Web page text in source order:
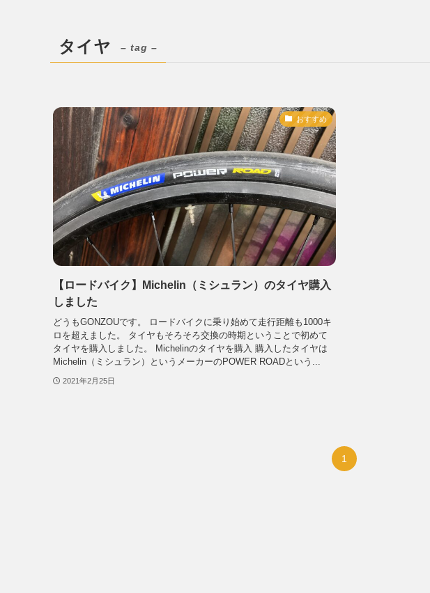
タイヤ – tag –
おすすめ
【ロードバイク】Michelin（ミシュラン）のタイヤ購入
しました
どうもGONZOUです。 ロードバイクに乗り始めて走行距離も1000キ
ロを超えました。 タイヤもそろそろ交換の時期ということで初めて
タイヤを購入しました。 Michelinのタイヤを購入 購入したタイヤは
Michelin（ミシュラン）というメーカーのPOWER ROADという...
2021年2月25日
1